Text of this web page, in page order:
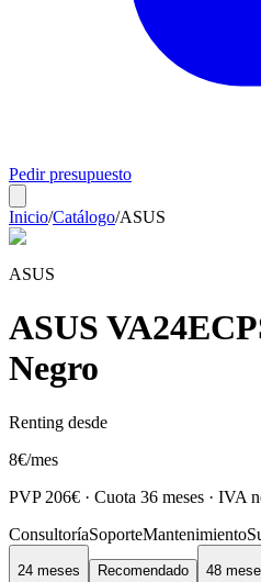
Pedir presupuesto
Inicio/Catálogo/ASUS
ASUS
ASUS
Negro
Renting desde
8€/mes
PVP 206€ · Cuota 36 meses · IVA
ConsultoríaSoporteMantenimiento
24 meses
Recomendado
48